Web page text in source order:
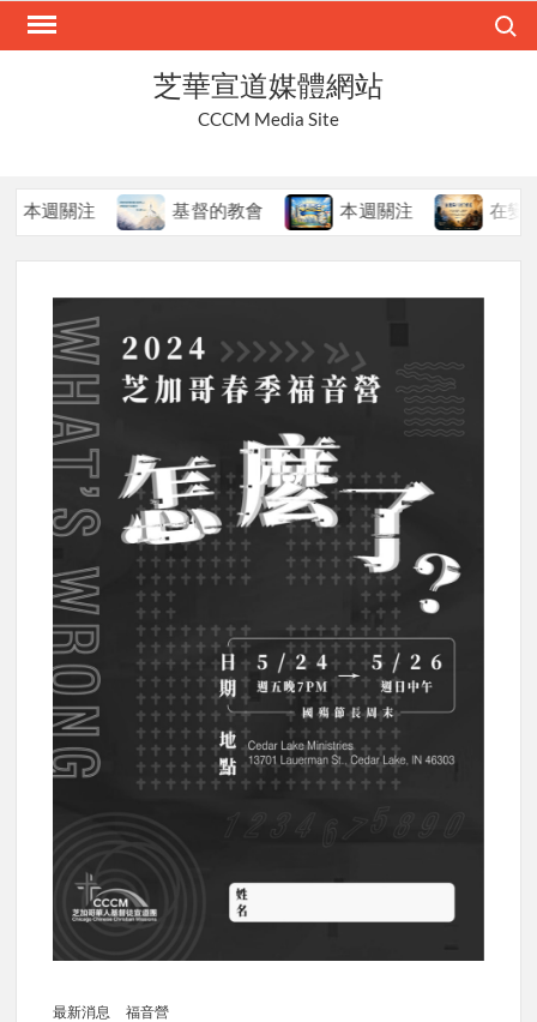
Skip
芝華宣道媒體網站
CCCM Media Site
週關注 基督的教會 本週關注 在變局中
最新消息 福音營